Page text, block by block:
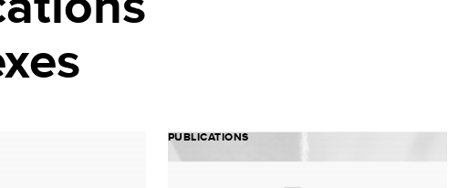
PUBLICATIONS